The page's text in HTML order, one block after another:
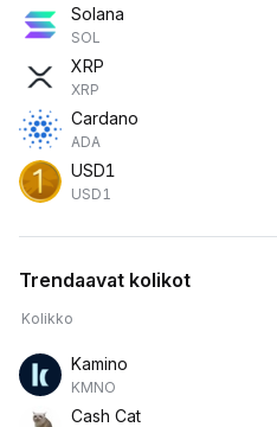
Solana
SOL
XRP
XRP
Cardano
ADA
USD1
USD1
Trendaavat kolikot
Kolikko
Kamino
KMNO
Cash Cat